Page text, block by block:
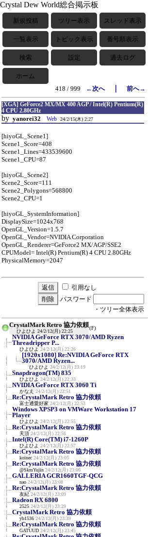
Crystal Dew World総合掲示板
新規投稿 ツリー表示 スレッド表示
一覧表示 トピック表示 番号順表示
検索 設定 過去ログ
ホーム
418 / 999
←次へ｜ 前へ→
[XGA] GeForce2 MX/MX 400 AGP / Intel(R) Pentium(R)
4 CPU 2.80GHz
by yanorei32 Web 24/2/15(木) 2:27
[hiyoGL_Scene1]
Scene1_Score=408
Scene1_Lines=433539600
Scene1_CPU=87
[hiyoGL_Scene2]
Scene2_Score=111
Scene2_Polygons=568800
Scene2_CPU=1
[hiyoGL_SystemInformation]
DisplaySize=1024x768
OpenGL_Version=1.5.7
OpenGL_Vendor=NVIDIA Corporation
OpenGL_Renderer=GeForce2 MX/AGP/SSE2
CPUModel= Intel(R) Pentium(R) 4 CPU 2.80GHz
PhysicalMemory=2047
引用なし
パスワード
・ツリー全体表示
CrystalMark Retro 協力依頼
ひよひよ 24/2/12(月) 22:25
(F)
NVIDIA GeForce RTX 3070/AMD Ryzen
Threadripper P...
ひよひよ 24/2/12(月) 22:26
[1920x1080] Re:NVIDIA GeForce RTX
3070/AMD Ryzen...
ひよひよ 24/2/12(月) 23:19
Snapdragon(TM) 835
ひよひよ 24/2/12(月) 22:33
NVIDIA GeForce RTX 3060 Ti
かなえ 24/2/12(月) 22:51
Re:CrystalMark Retro 協力依頼
富士通愛好家 24/2/12(月) 22:53
Windows XPSP3 on VMWare Workstation 17
Player
ひよひよ 24/2/12(月) 22:55
Re:CrystalMark Retro 協力依頼
天頂 24/2/12(月) 22:56
Intel(R) Core(TM) i7-1260P
ひよひよ 24/2/12(月) 22:57
Re:CrystalMark Retro 協力依頼
koinec 24/2/12(月) 23:05
Re:CrystalMark Retro 協力依頼
@SkmYujin 24/2/12(月) 23:06
GALLERIA GCR1660TGF-QCG
nao 24/2/12(月) 23:08
Re:CrystalMark Retro 協力依頼
友紀 24/2/12(月) 23:09
Radeon RX 6800
2525 24/2/12(月) 23:29
CrystalMark Retro 協力依頼
yb1536 24/2/12(月) 23:39
Re:CrystalMark Retro 協力依頼
GATUUD 24/2/12(月) 23:45